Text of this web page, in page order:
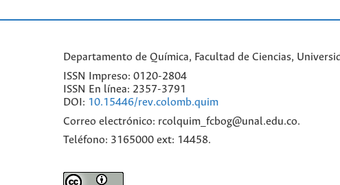
Departamento de Química, Facultad de Ciencias,
ISSN Impreso: 0120-2804
ISSN En línea: 2357-3791
DOI: 10.15446/rev.colomb.quim
Correo electrónico: rcolquim_fcbog@unal.edu.co.
Teléfono: 3165000 ext: 14458.